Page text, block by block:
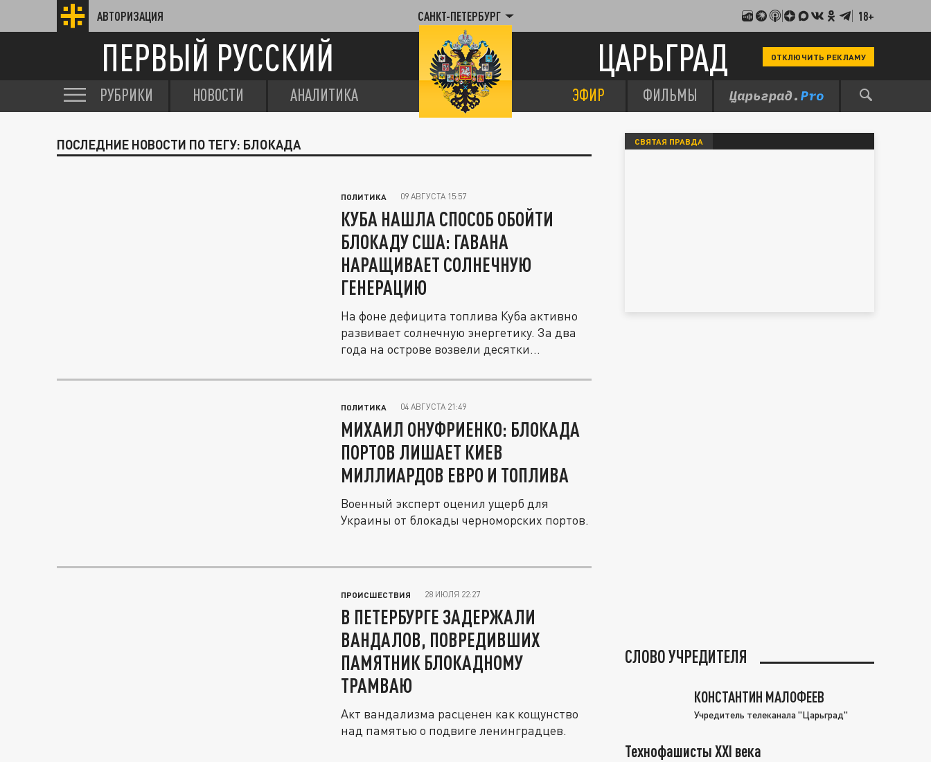
АВТОРИЗАЦИЯ САНКТ-ПЕТЕРБУРГ 18+
ПЕРВЫЙ РУССКИЙ ЦАРЬГРАД ОТКЛЮЧИТЬ РЕКЛАМУ
РУБРИКИ НОВОСТИ АНАЛИТИКА ЭФИР ФИЛЬМЫ
ПОСЛЕДНИЕ НОВОСТИ ПО ТЕГУ: БЛОКАДА
ПОЛИТИКА 09 АВГУСТА 15:57
КУБА НАШЛА СПОСОБ ОБОЙТИ
БЛОКАДУ США: ГАВАНА
НАРАЩИВАЕТ СОЛНЕЧНУЮ
ГЕНЕРАЦИЮ
На фоне дефицита топлива Куба активно
развивает солнечную энергетику. За два
года на острове возвели десятки...
ПОЛИТИКА 04 АВГУСТА 21:49
МИХАИЛ ОНУФРИЕНКО: БЛОКАДА
ПОРТОВ ЛИШАЕТ КИЕВ
МИЛЛИАРДОВ ЕВРО И ТОПЛИВА
Военный эксперт оценил ущерб для
Украины от блокады черноморских портов.
ПРОИСШЕСТВИЯ 28 ИЮЛЯ 22:27
В ПЕТЕРБУРГЕ ЗАДЕРЖАЛИ
ВАНДАЛОВ, ПОВРЕДИВШИХ
ПАМЯТНИК БЛОКАДНОМУ
ТРАМВАЮ
Акт вандализма расценен как кощунство
над памятью о подвиге ленинградцев.
СВЯТАЯ ПРАВДА
СЛОВО УЧРЕДИТЕЛЯ
КОНСТАНТИН МАЛОФЕЕВ
Учредитель телеканала "Царьград"
Технофашисты XXI века